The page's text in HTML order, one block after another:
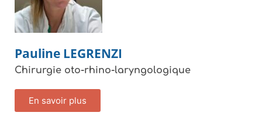
Pauline LEGRENZI
Chirurgie oto-rhino-laryngologique
En savoir plus